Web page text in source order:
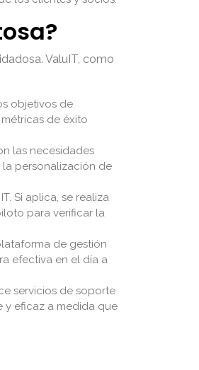
ValuIT, como
objetivos de
de éxito
las necesidades
personalización de
Si aplica, se realiza
para verificar la
de gestión
efectiva en el día a
servicios de soporte
y eficaz a medida que